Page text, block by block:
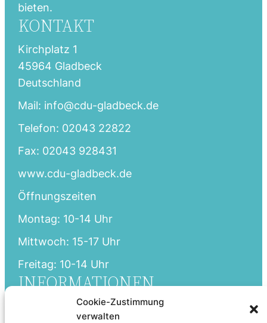
Cookie-Zustimmung
verwalten
bieten.
KONTAKT
Kirchplatz 1
45964 Gladbeck
Deutschland
Mail: info@cdu-gladbeck.de
Telefon: 02043 22822
Fax: 02043 928431
www.cdu-gladbeck.de
Öffnungszeiten
Montag: 10-14 Uhr
Mittwoch: 15-17 Uhr
Freitag: 10-14 Uhr
INFORMATIONEN